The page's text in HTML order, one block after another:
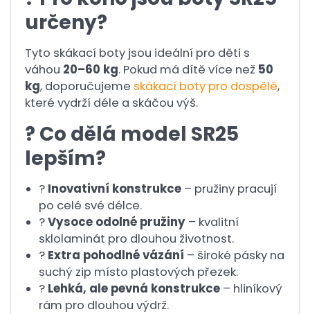
určeny?
Tyto skákací boty jsou ideální pro děti s
váhou 20–60 kg. Pokud má dítě více než 50
kg, doporučujeme skákací boty pro dospělé,
které vydrží déle a skáčou výš.
? Co dělá model SR25
lepším?
? Inovativní konstrukce – pružiny pracují
po celé své délce.
?Vysoce odolné pružiny – kvalitní
sklolaminát pro dlouhou životnost.
? Extra pohodlné vázání – široké pásky na
suchý zip místo plastových přezek.
? Lehká, ale pevná konstrukce – hliníkový
rám pro dlouhou výdrž.